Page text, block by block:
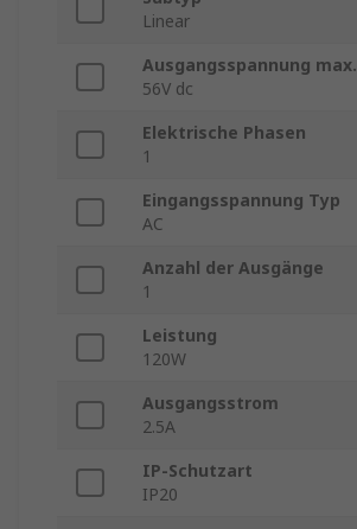
Linear
Ausgangsspannung max.
56V dc
Elektrische Phasen
1
Eingangsspannung Typ
AC
Anzahl der Ausgänge
1
Leistung
120W
Ausgangsstrom
2.5A
IP-Schutzart
IP20